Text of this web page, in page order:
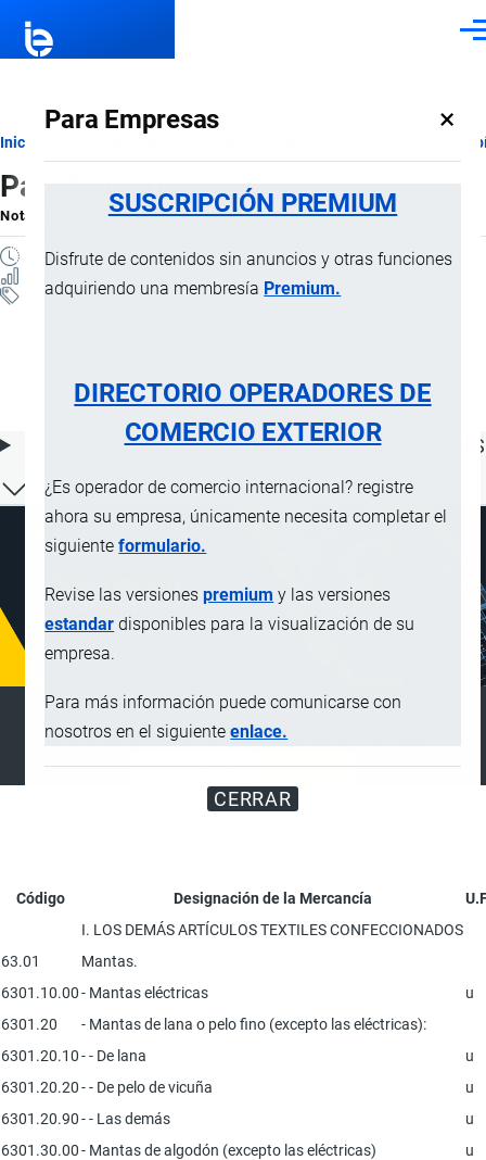
Para Empresas ×
SUSCRIPCIÓN PREMIUM
Disfrute de contenidos sin anuncios y otras funciones
adquiriendo una membresía Premium.
DIRECTORIO OPERADORES DE
COMERCIO EXTERIOR
¿Es operador de comercio internacional? registre
ahora su empresa, únicamente necesita completar el
siguienteformulario.
Revise las versionespremium y las versiones
estandar disponibles para la visualización de su
empresa.
Para más información puede comunicarse con
nosotros en el siguienteenlace.
CERRAR
Ruta
de
navegación
Inicio
Partida 63.01
Nota ExplicativaporImportaciones …, 20 Julio, 2024
1 MINUTO
Notas Explicativas
63.01 Mantas
ÍNDICE DE CONTENIDOS
SUSCRIPCIÓN PREMIUM
Disfrute de contenido sin anuncios y funciones adicionales
SUSCRIBIRSE
ANUNCIAR
Código Designación de la Mercancía
I. LOS DEMÁS ARTÍCULOS TEXTILES CONFECCIONADOS
63.01
Mantas.
6301.10.00- Mantas eléctricas
u
6301.20
- Mantas de lana o pelo fino (excepto las eléctricas):
6301.20.10- - De lana
u
6301.20.20- - De pelo de vicuña
u
6301.20.90- - Las demás
u
6301.30.00- Mantas de algodón (excepto las eléctricas)
u